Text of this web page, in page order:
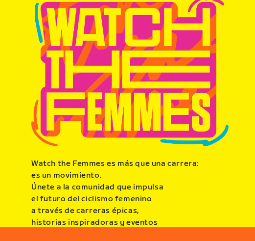
Watch the Femmes es más que una carrera:
es un movimiento.
Únete a la comunidad que impulsa
el futuro del ciclismo femenino
a través de carreras épicas,
historias inspiradoras y eventos